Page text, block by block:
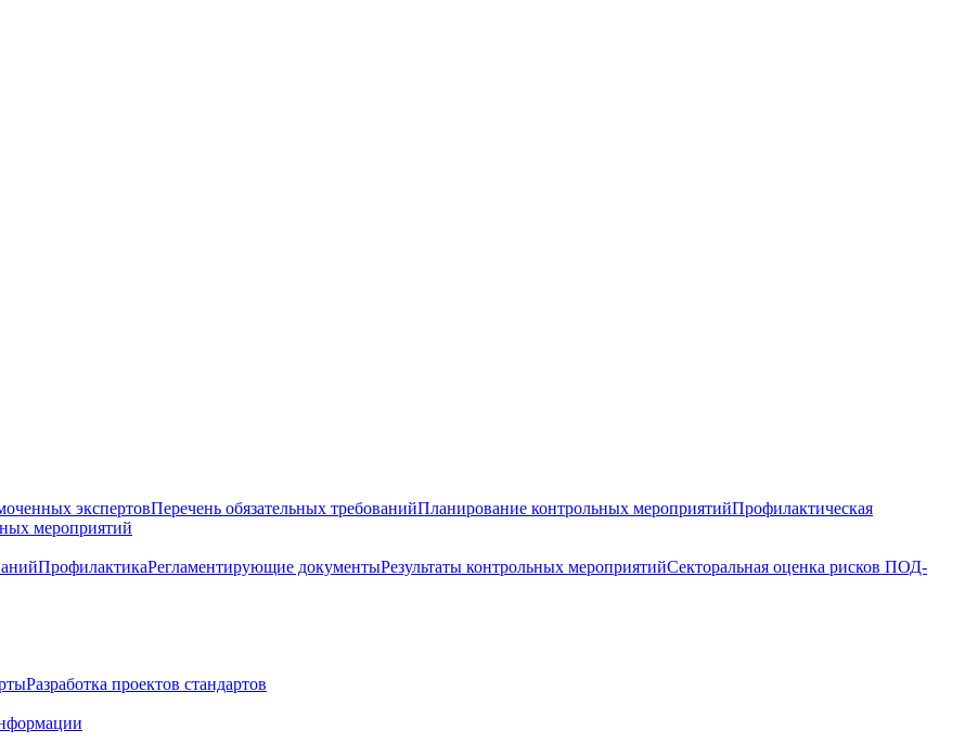
экспертовПеречень обязательных требованийПланирование контрольных мероприятийПрофилактическая
мероприятий
ПрофилактикаРегламентирующие документыРезультаты контрольных мероприятийСекторальная оценка рисков ПОД-
Разработка проектов стандартов